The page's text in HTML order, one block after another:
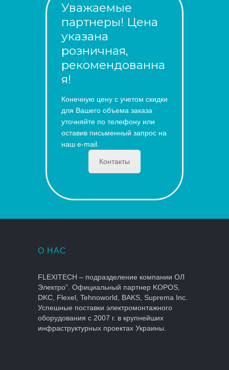
Уважаемые
партнеры! Цена
указана
розничная,
рекомендованна
я!
Конечную цену с учетом скидки
для Вашего объема заказа
уточняйте по телефону или
оставив письменный запрос на
наш e-mail.
Контакты
О НАС
FLEXITECH – подразделение компании ОЛ
Электро”. Официальный партнер KOPOS,
DKC, Flexel, Tehnoworld, BAKS, Suprema Inc.
Успешные поставки электромонтажного
оборудования с 2007 г. в крупнейших
инфраструктурных проектах Украины.